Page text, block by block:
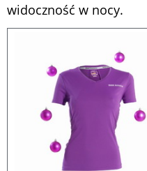
widoczność w nocy.